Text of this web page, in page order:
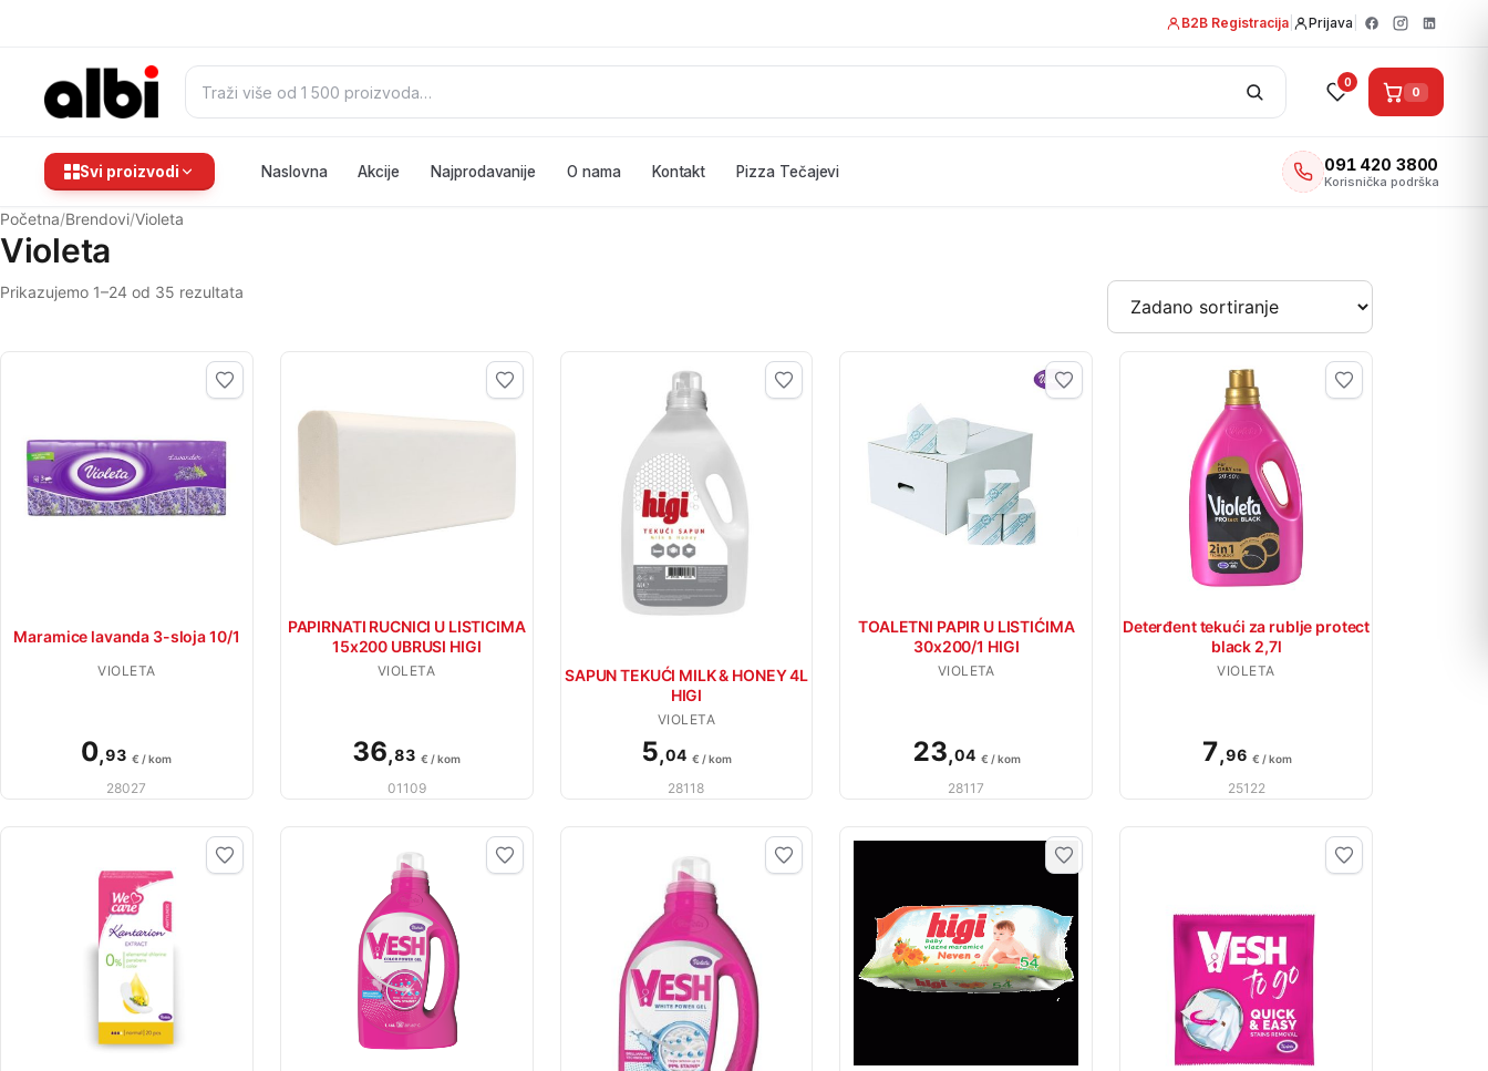
B2B Registracija Prijava
Pretraži: 0
0
Svi proizvodi Naslovna Akcije Najprodavanije O nama Kontakt Pizza Tečajevi 091 420 3800
Korisnička podrška
Početna/Brendovi/Violeta
Violeta
Prikazujemo 1–24 od 35 rezultata
Maramice lavanda 3-sloja 10/1
VIOLETA
0,93 € / kom
28027
PAPIRNATI RUCNICI U LISTICIMA
15x200 UBRUSI HIGI
VIOLETA
36,83 € / kom
01109
SAPUN TEKUĆI MILK & HONEY 4L
HIGI
VIOLETA
5,04 € / kom
28118
TOALETNI PAPIR U LISTIĆIMA
30x200/1 HIGI
VIOLETA
23,04 € / kom
28117
Deterđent tekući za rublje protect
black 2,7l
VIOLETA
7,96 € / kom
25122